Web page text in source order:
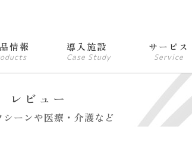
情報 導入施設
Case Study
サービス
Service
レビュー
シーンや医療・介護など